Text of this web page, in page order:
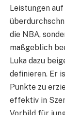
Leistungen
die NBA,
maßgeblich
Luka dazu
definieren. Er
Punkte zu
effektiv in
Vorbild für